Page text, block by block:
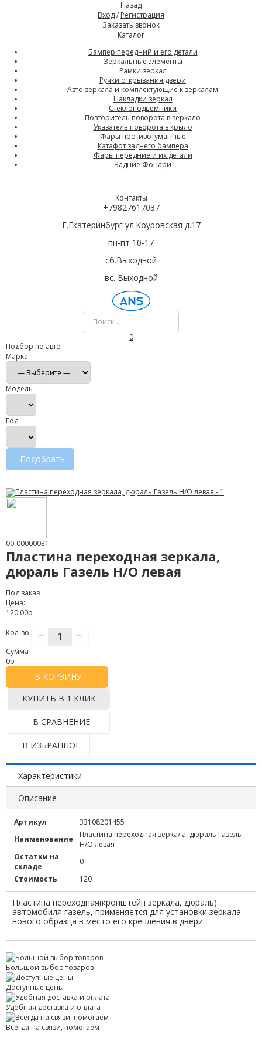
Назад
Вход/ Регистрация
Заказать звонок
Каталог
Бампер передний и его детали
Зеркальные элементы
Рамки зеркал
Ручки открывания двери
Авто зеркала и комплектующие к зеркалам
Накладки зеркал
Стеклоподьемники
Повторитель поворота в зеркало
Указатель поворота в крыло
Фары противотуманные
Катафот заднего бампера
Фары передние и их детали
Задние Фонари
Контакты
+79827617037
Г.Екатеринбург ул.Коуровская д.17
пн-пт 10-17
сб.Выходной
вс. Выходной
0
Подбор по авто
Марка
Модель
Год
Подобрать
00-00000031
Пластина переходная зеркала,
дюраль Газель Н/О левая
Под заказ
Цена:
120.00р
Кол-во
Сумма
0р
В КОРЗИНУ
КУПИТЬ В 1 КЛИК
В СРАВНЕНИЕ
В ИЗБРАННОЕ
Характеристики
Описание
Артикул
33108201455
Наименование
Пластина переходная зеркала, дюраль Газель
Н/О левая
Остатки на
складе
0
Стоимость
120
Пластина переходная(кронштейн зеркала, дюраль)
автомобиля газель, применяется для установки зеркала
нового образца в место его крепления в двери.
Большой выбор товаров
Доступные цены
Удобная доставка и оплата
Всегда на связи, помогаем